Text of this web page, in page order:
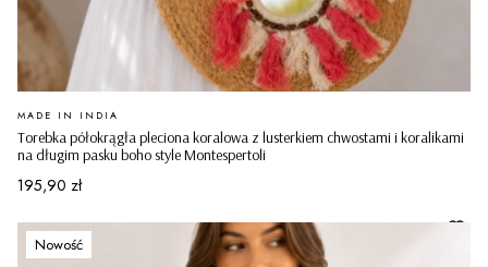
Torebka półokrągła pleciona koralowa z lusterkiem chwostami i koralikami
na długim pasku boho style Montespertoli
PRODUCENT
MADE IN INDIA
Cena
195,90 zł
Nowość